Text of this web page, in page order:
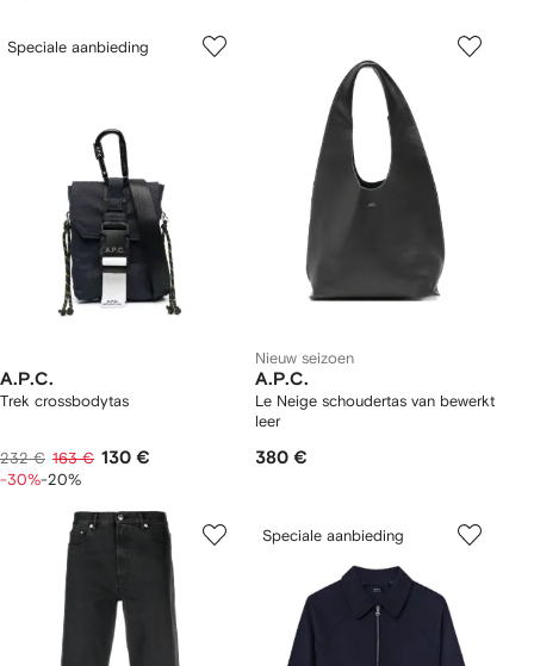
Speciale aanbieding
A.P.C.
Trek crossbodytas
232 € 163 € 130 €
-30%-20%
Nieuw seizoen
A.P.C.
Le Neige schoudertas van bewerkt
leer
380 €
Speciale aanbieding